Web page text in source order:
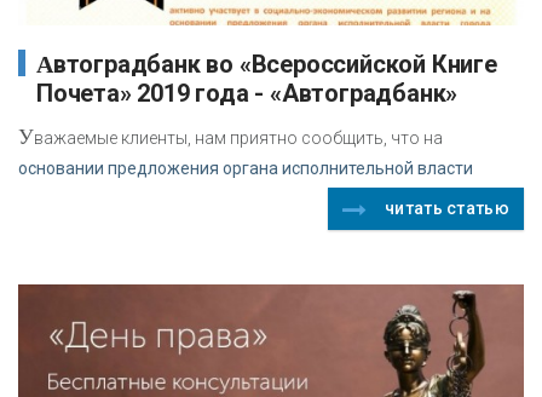
Автоградбанк во «Всероссийской Книге
Почета» 2019 года - «Автоградбанк»
Уважаемые клиенты, нам приятно сообщить, что на
основании предложения органа исполнительной власти
читать статью